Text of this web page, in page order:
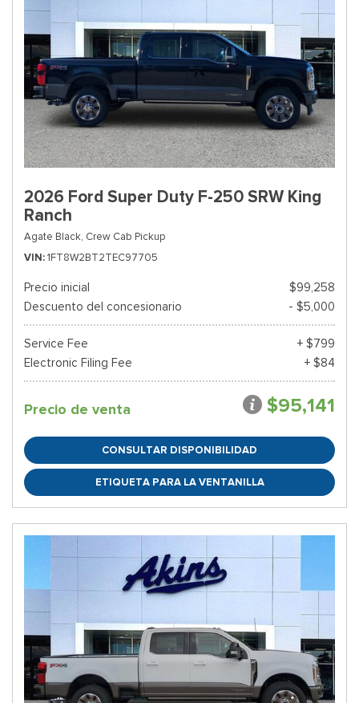
2026 Ford Super Duty F-250 SRW King
Ranch
Agate Black, Crew Cab Pickup
VIN 1FT8W2BT2TEC97705
Precio inicial
$99,258
Descuento del concesionario
- $5,000
Service Fee
+ $799
Electronic Filing Fee
+ $84
Precio de venta $95,141
CONSULTAR DISPONIBILIDAD
ETIQUETA PARA LA VENTANILLA